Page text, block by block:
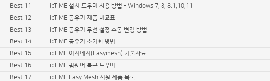
Best 11
ipTIME 설치 도우미 사용 방법 - Windows 7, 8, 8.1,10,11
Best 12
ipTIME 공유기 제품 비교표
Best 13
ipTIME 공유기 무선 설정 수동 변경 방법
Best 14
ipTIME 공유기 초기화 방법
Best 15
ipTIME 이지메시(Easymesh) 기술자료
Best 16
ipTIME 펌웨어 복구 도우미
Best 17
ipTIME Easy Mesh 지원 제품 목록